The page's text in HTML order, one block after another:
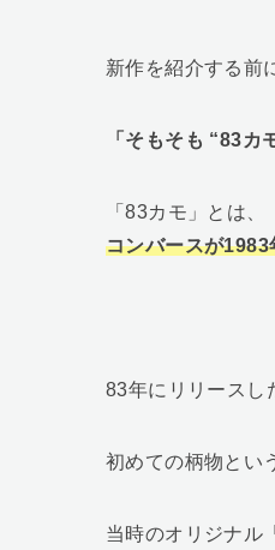
新作を紹介する前
「そもそも “83カ
「83カモ」とは、
コンバースが1983
83年にリリースし
初めての柄物とい
当時のオリジナル